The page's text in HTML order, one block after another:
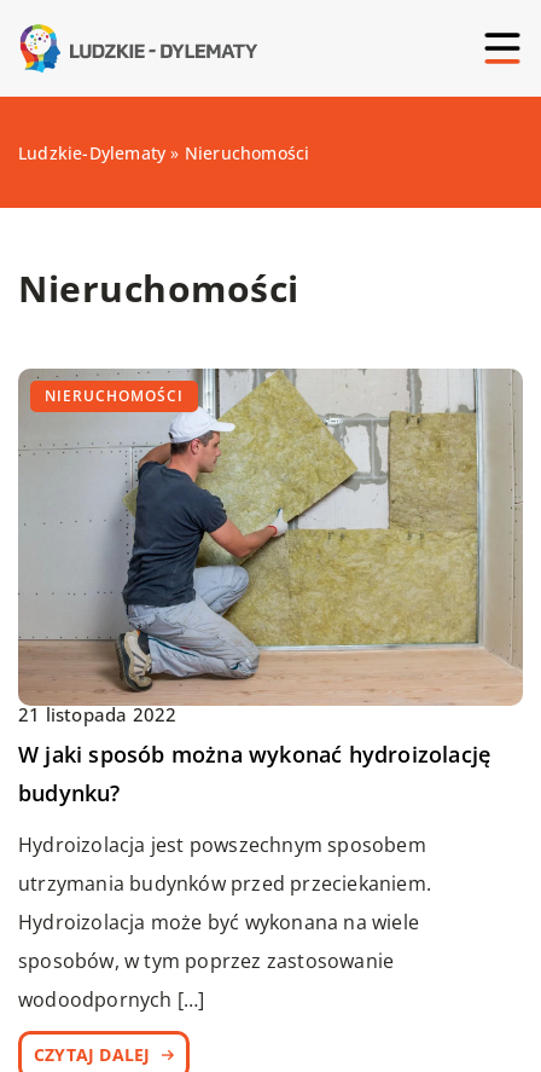
Ludzkie-Dylematy » Nieruchomości
Nieruchomości
NIERUCHOMOŚCI
21 listopada 2022
W jaki sposób można wykonać hydroizolację
budynku?
Hydroizolacja jest powszechnym sposobem
utrzymania budynków przed przeciekaniem.
Hydroizolacja może być wykonana na wiele
sposobów, w tym poprzez zastosowanie
wodoodpornych […]
CZYTAJ DALEJ